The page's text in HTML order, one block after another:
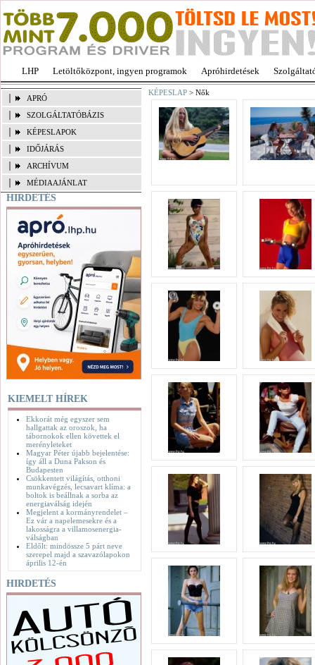
LHP Letöltőközpont, ingyen programok Apróhirdetések
APRÓ
SZOLGÁLTATÓBÁZIS
KÉPESLAPOK
IDŐJÁRÁS
ARCHÍVUM
MÉDIAAJÁNLAT
HIRDETÉS
KIEMELT HÍREK
Ekkorát még egyszer sem
hallgattak az oroszok, ha
tábornokok ellen követtek el
merényleteket
Magyar Péter újabb bejelentése:
így áll a Duna Pakson és
Budapesten
Csökkentett világítás, otthoni
munkavégzés, lecsavart klíma: a
boltok is beállnak a sorba az
energiaválság idején
Megjelent a kormányrendelet –
Ez vár a napelemesekre és a
lakosságra a villamosenergia-
válságban
Eldőlt: mindössze 5 párt neve
szerepel majd a szavazólapokon
április 12-én
HIRDETÉS
KÉPESLAP > Nők